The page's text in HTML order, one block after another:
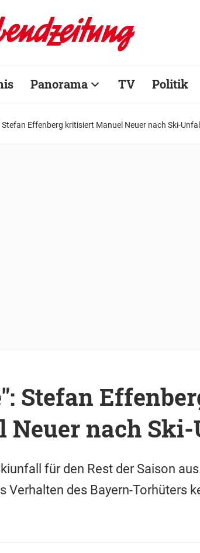
Panorama TV Politik
Stefan Effenberg kritisiert Manuel Neuer nach Ski-
Stefan
nach
für den Rest der Saison
Verhalten des Bayern-Torhüters